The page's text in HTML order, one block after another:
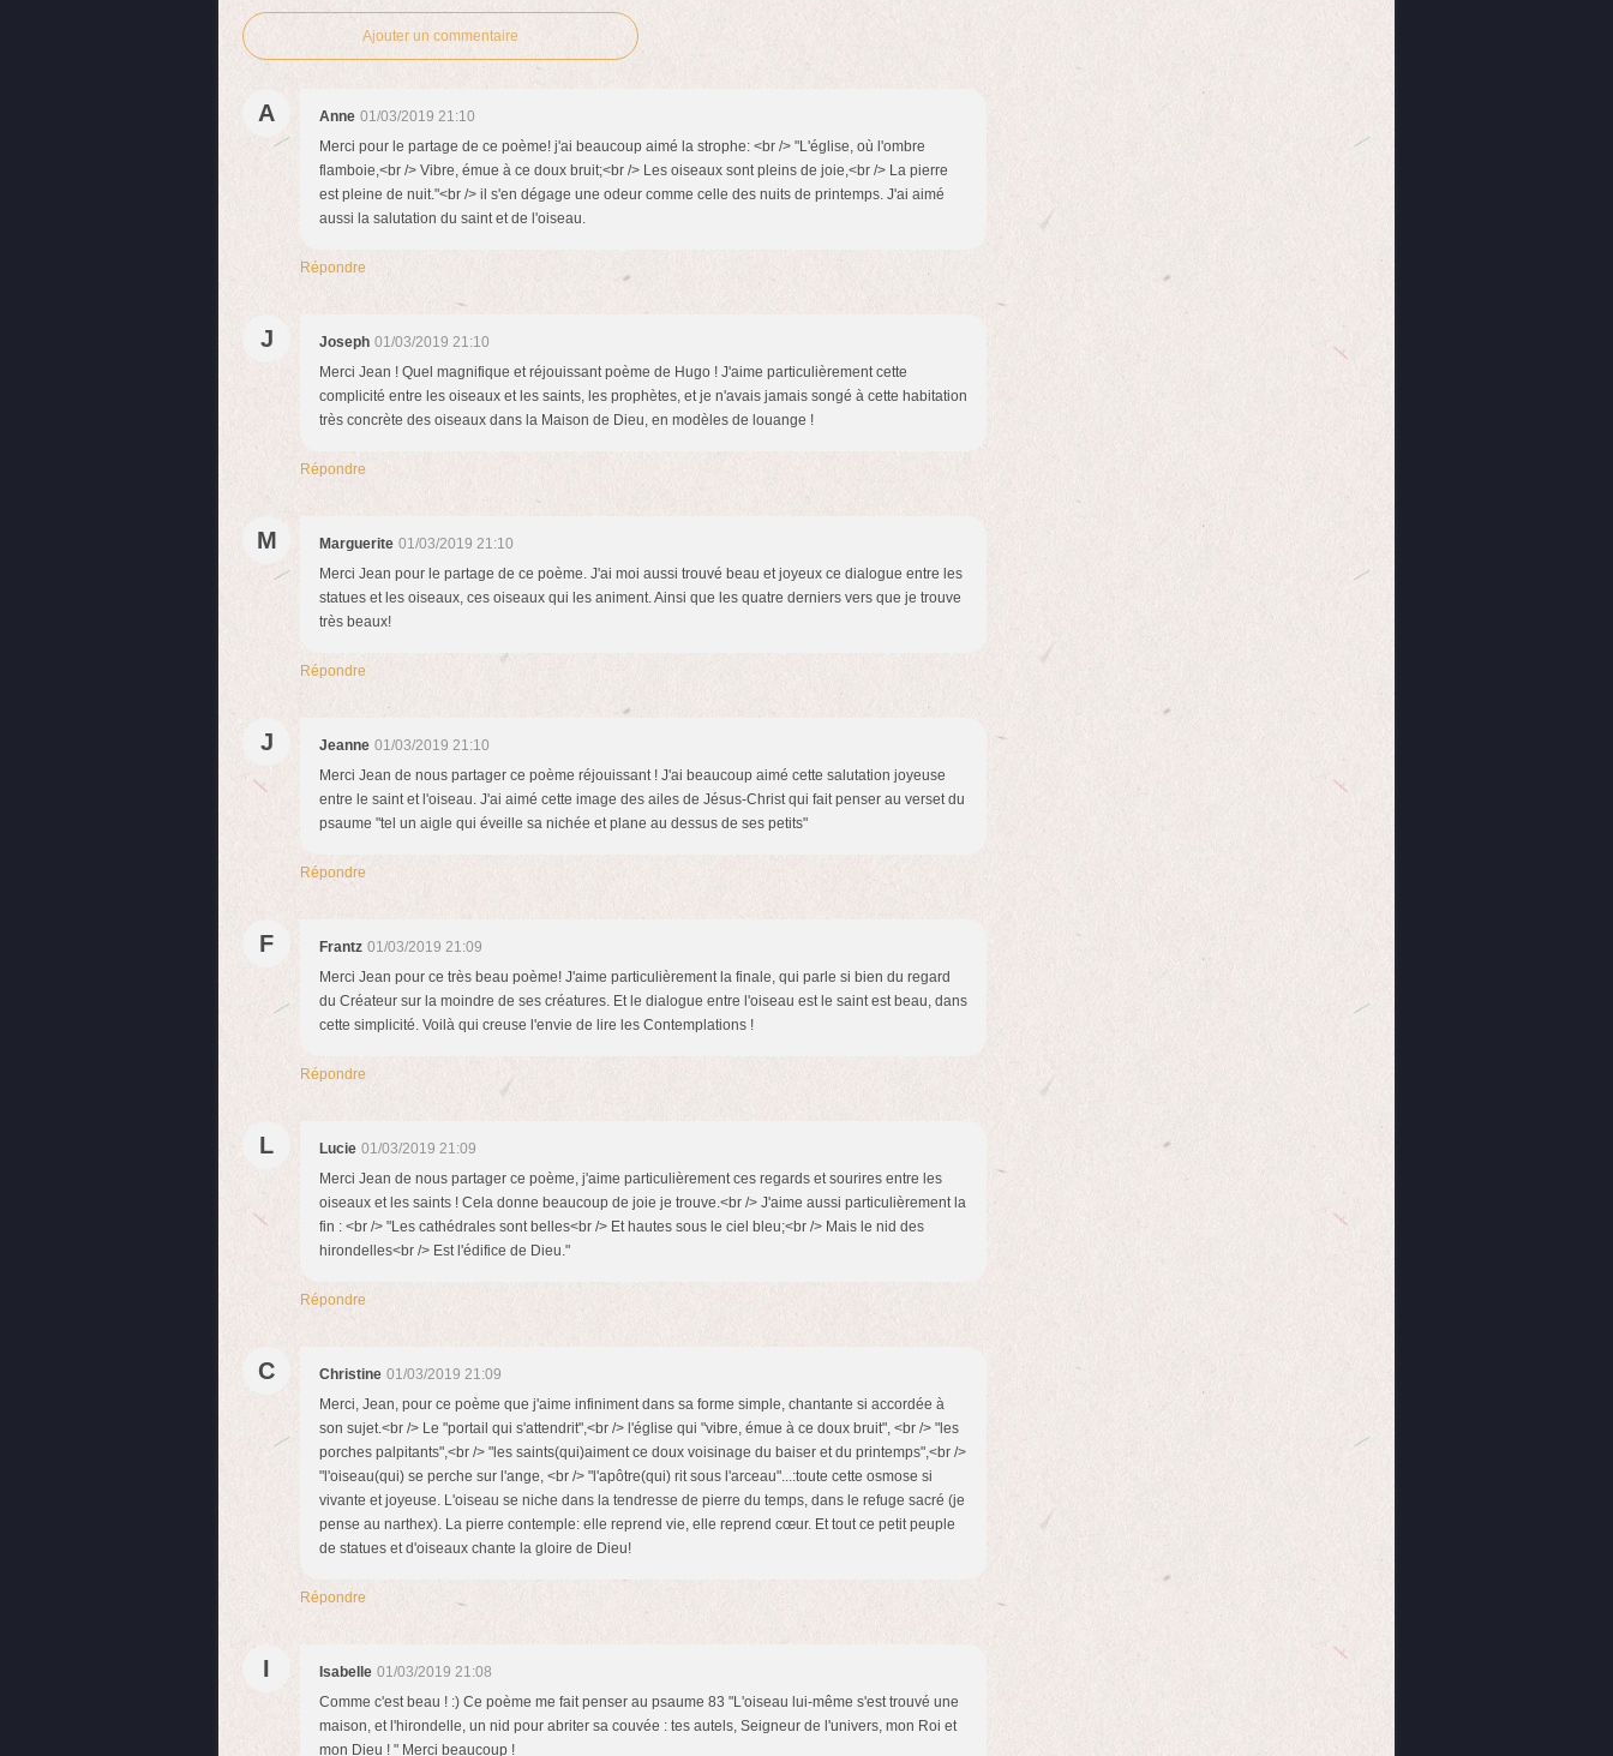
Ajouter un commentaire
A Anne 01/03/2019 21:10
Merci pour le partage de ce poème! j'ai beaucoup aimé la strophe: <br /> "L'église, où l'ombre
flamboie,<br /> Vibre, émue à ce doux bruit;<br /> Les oiseaux sont pleins de joie,<br /> La pierre
est pleine de nuit."<br /> il s'en dégage une odeur comme celle des nuits de printemps. J'ai aimé
aussi la salutation du saint et de l'oiseau.
Répondre
J Joseph 01/03/2019 21:10
Merci Jean ! Quel magnifique et réjouissant poème de Hugo ! J'aime particulièrement cette
complicité entre les oiseaux et les saints, les prophètes, et je n'avais jamais songé à cette habitation
très concrète des oiseaux dans la Maison de Dieu, en modèles de louange !
Répondre
M Marguerite 01/03/2019 21:10
Merci Jean pour le partage de ce poème. J'ai moi aussi trouvé beau et joyeux ce dialogue entre les
statues et les oiseaux, ces oiseaux qui les animent. Ainsi que les quatre derniers vers que je trouve
très beaux!
Répondre
J Jeanne 01/03/2019 21:10
Merci Jean de nous partager ce poème réjouissant ! J'ai beaucoup aimé cette salutation joyeuse
entre le saint et l'oiseau. J'ai aimé cette image des ailes de Jésus-Christ qui fait penser au verset du
psaume "tel un aigle qui éveille sa nichée et plane au dessus de ses petits"
Répondre
F Frantz 01/03/2019 21:09
Merci Jean pour ce très beau poème! J'aime particulièrement la finale, qui parle si bien du regard
du Créateur sur la moindre de ses créatures. Et le dialogue entre l'oiseau est le saint est beau, dans
cette simplicité. Voilà qui creuse l'envie de lire les Contemplations !
Répondre
L Lucie 01/03/2019 21:09
Merci Jean de nous partager ce poème, j'aime particulièrement ces regards et sourires entre les
oiseaux et les saints ! Cela donne beaucoup de joie je trouve.<br /> J'aime aussi particulièrement la
fin : <br /> "Les cathédrales sont belles<br /> Et hautes sous le ciel bleu;<br /> Mais le nid des
hirondelles<br /> Est l'édifice de Dieu."
Répondre
C Christine 01/03/2019 21:09
Merci, Jean, pour ce poème que j'aime infiniment dans sa forme simple, chantante si accordée à
son sujet.<br /> Le "portail qui s'attendrit",<br /> l'église qui "vibre, émue à ce doux bruit", <br /> "les
porches palpitants",<br /> "les saints(qui)aiment ce doux voisinage du baiser et du printemps",<br />
"l'oiseau(qui) se perche sur l'ange, <br /> "l'apôtre(qui) rit sous l'arceau"...:toute cette osmose si
vivante et joyeuse. L'oiseau se niche dans la tendresse de pierre du temps, dans le refuge sacré (je
pense au narthex). La pierre contemple: elle reprend vie, elle reprend cœur. Et tout ce petit peuple
de statues et d'oiseaux chante la gloire de Dieu!
Répondre
I Isabelle 01/03/2019 21:08
Comme c'est beau ! :) Ce poème me fait penser au psaume 83 "L'oiseau lui-même s'est trouvé une
maison, et l'hirondelle, un nid pour abriter sa couvée : tes autels, Seigneur de l'univers, mon Roi et
mon Dieu ! " Merci beaucoup !